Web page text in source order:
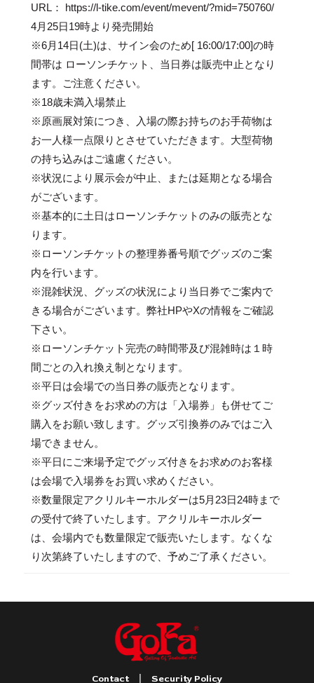
URL： https://l-tike.com/event/mevent/?mid=750760/
4月25日19時より発売開始
※6月14日(土)は、サイン会のため[ 16:00/17:00]の時
間帯は ローソンチケット、当日券は販売中止となり
ます。ご注意ください。
※18歳未満入場禁止
※原画展対策につき、入場の際お持ちのお手荷物は
お一人様一点限りとさせていただきます。大型荷物
の持ち込みはご遠慮ください。
※状況により展示会が中止、または延期となる場合
がございます。
※基本的に土日はローソンチケットのみの販売とな
ります。
※ローソンチケットの整理券番号順でグッズのご案
内を行います。
※混雑状況、グッズの状況により当日券でご案内で
きる場合がございます。弊社HPやXの情報をご確認
下さい。
※ローソンチケット完売の時間帯及び混雑時は１時
間ごとの入れ換え制となります。
※平日は会場での当日券の販売となります。
※グッズ付きをお求めの方は「入場券」も併せてご
購入をお願い致します。グッズ引換券のみではご入
場できません。
※平日にご来場予定でグッズ付きをお求めのお客様
は会場で入場券をお買い求めください。
※数量限定アクリルキーホルダーは5月23日24時まで
の受付で終了いたします。アクリルキーホルダー
は、会場内でも数量限定で販売いたします。なくな
り次第終了いたしますので、予めご了承ください。
Contact | Security Policy